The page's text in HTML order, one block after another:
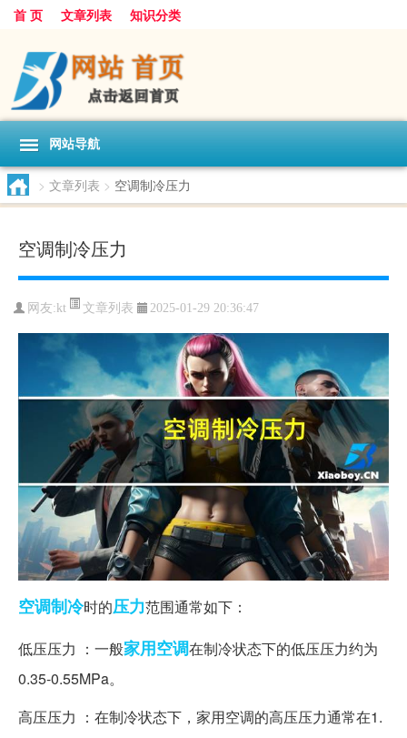
首 页 文章列表 知识分类
网站导航
> 文章列表 > 空调制冷压力
空调制冷压力
网友:kt 文章列表 2025-01-29 20:36:47
空调制冷时的压力范围通常如下：
低压压力 ：一般家用空调在制冷状态下的低压压力约为
0.35-0.55MPa。
高压压力 ：在制冷状态下，家用空调的高压压力通常在1.